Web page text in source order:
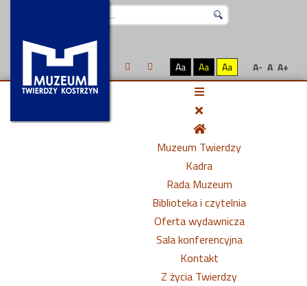
Aa Aa Aa A- A A+
Muzeum Twierdzy
Kadra
Rada Muzeum
Biblioteka i czytelnia
Oferta wydawnicza
Sala konferencyjna
Kontakt
Z życia Twierdzy